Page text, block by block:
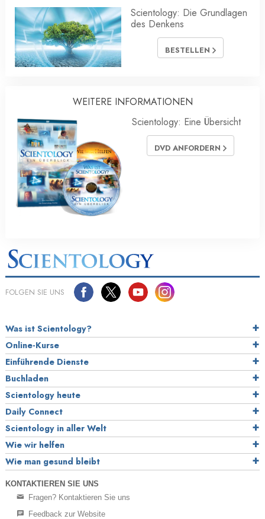
Scientology: Die Grundlagen
des Denkens
BESTELLEN
WEITERE INFORMATIONEN
Scientology: Eine Übersicht
DVD ANFORDERN
FOLGEN SIE UNS
Was ist Scientology?
Online-Kurse
Einführende Dienste
Buchladen
Scientology heute
Daily Connect
Scientology in aller Welt
Wie wir helfen
Wie man gesund bleibt
KONTAKTIEREN SIE UNS
Fragen? Kontaktieren Sie uns
Feedback zur Website